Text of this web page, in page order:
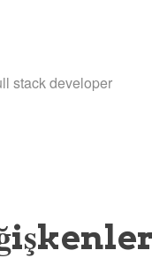
stack developer